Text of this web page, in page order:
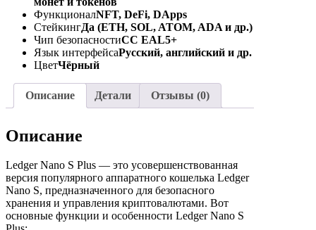
ФункционалNFT, DeFi, DApps
СтейкингДа (ETH, SOL, ATOM, ADA и др.)
Чип безопасностиCC EAL5+
Язык интерфейсаРусский, английский и др.
ЦветЧёрный
Описание Детали Отзывы (0)
Описание
Ledger Nano S Plus — это усовершенствованная
версия популярного аппаратного кошелька Ledger
Nano S, предназначенного для безопасного
хранения и управления криптовалютами. Вот
основные функции и особенности Ledger Nano S